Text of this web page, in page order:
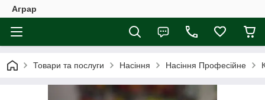
Аграр
Товари та послуги Насіння Насіння Професійне